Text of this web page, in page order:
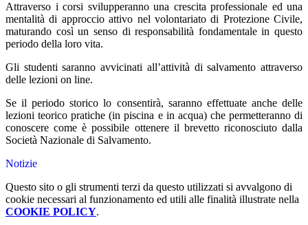
Attraverso i corsi svilupperanno una crescita professionale ed una
mentalità di approccio attivo nel volontariato di Protezione Civile,
maturando così un senso di responsabilità fondamentale in questo
periodo della loro vita.
Gli studenti saranno avvicinati all’attività di salvamento attraverso
delle lezioni on line.
Se il periodo storico lo consentirà, saranno effettuate anche delle
lezioni teorico pratiche (in piscina e in acqua) che permetteranno di
conoscere come è possibile ottenere il brevetto riconosciuto dalla
Società Nazionale di Salvamento.
Notizie
Questo sito o gli strumenti terzi da questo utilizzati si avvalgono di
cookie necessari al funzionamento ed utili alle finalità illustrate nella
COOKIE POLICY.